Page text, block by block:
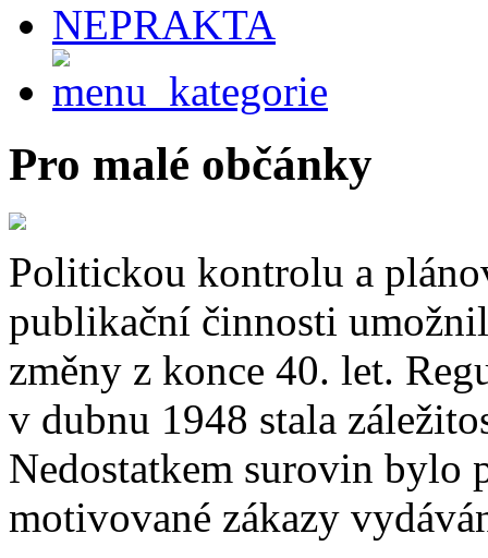
NEPRAKTA
Pro malé občánky
Politickou kontrolu a
publikační činnosti
změny z konce 40. let.
v dubnu 1948 stala
Nedostatkem surovin bylo
motivované zákazy